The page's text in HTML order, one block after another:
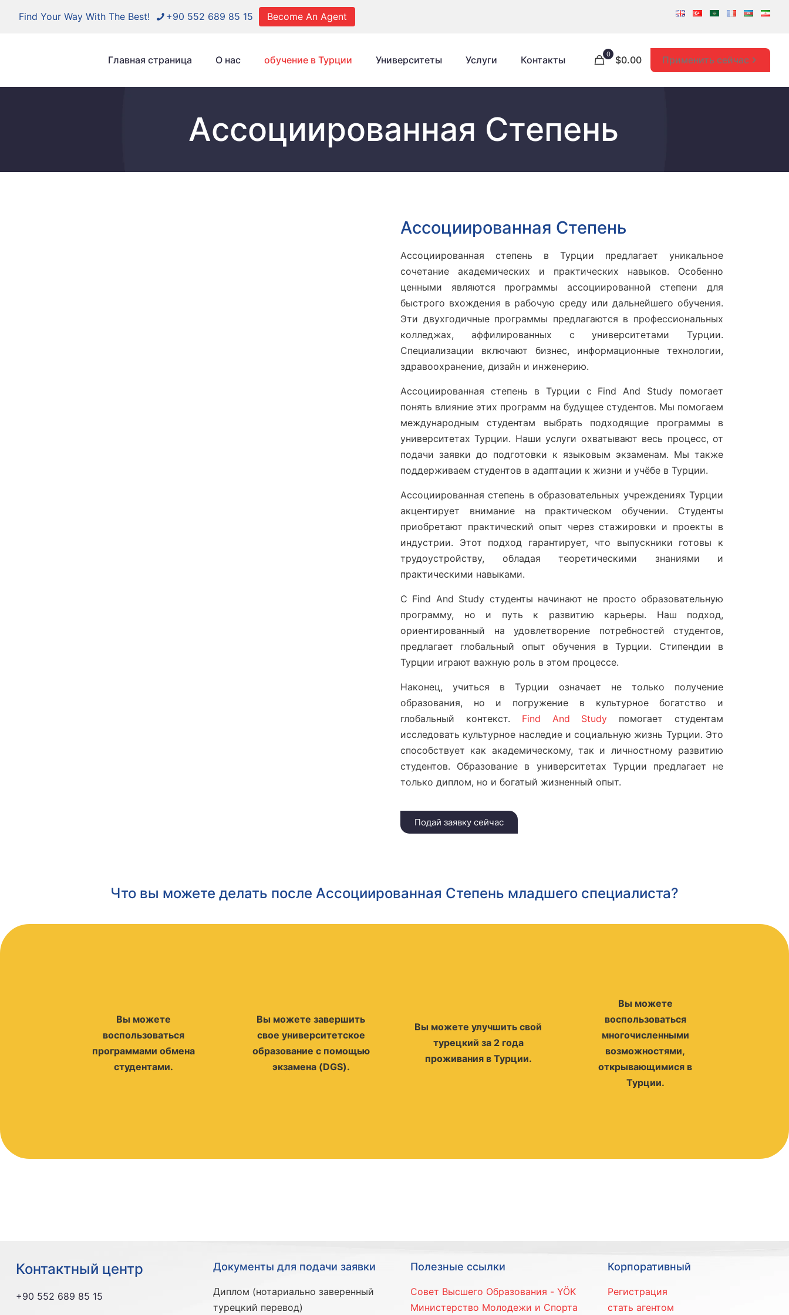
Find Your Way With The Best! +90 552 689 85 15 Become An Agent
Главная страница O нас обучение в Турции Университеты Услуги Контакты 0 $0.00 Применить сейчас
Aссоциированная Cтепень
Aссоциированная Cтепень
Ассоциированная степень в Турции предлагает уникальное
сочетание академических и практических навыков. Особенно
ценными являются программы ассоциированной степени для
быстрого вхождения в рабочую среду или дальнейшего обучения.
Эти двухгодичные программы предлагаются в профессиональных
колледжах, аффилированных с университетами Турции.
Специализации включают бизнес, информационные технологии,
здравоохранение, дизайн и инженерию.
Ассоциированная степень в Турции с Find And Study помогает
понять влияние этих программ на будущее студентов. Мы помогаем
международным студентам выбрать подходящие программы в
университетах Турции. Наши услуги охватывают весь процесс, от
подачи заявки до подготовки к языковым экзаменам. Мы также
поддерживаем студентов в адаптации к жизни и учёбе в Турции.
Ассоциированная степень в образовательных учреждениях Турции
акцентирует внимание на практическом обучении. Студенты
приобретают практический опыт через стажировки и проекты в
индустрии. Этот подход гарантирует, что выпускники готовы к
трудоустройству, обладая теоретическими знаниями и
практическими навыками.
С Find And Study студенты начинают не просто образовательную
программу, но и путь к развитию карьеры. Наш подход,
ориентированный на удовлетворение потребностей студентов,
предлагает глобальный опыт обучения в Турции. Стипендии в
Турции играют важную роль в этом процессе.
Наконец, учиться в Турции означает не только получение
образования, но и погружение в культурное богатство и
глобальный контекст. Find And Study помогает студентам
исследовать культурное наследие и социальную жизнь Турции. Это
способствует как академическому, так и личностному развитию
студентов. Образование в университетах Турции предлагает не
только диплом, но и богатый жизненный опыт.
Подай заявку сейчас
Что вы можете делать после Ассоциированная Степень младшего специалиста?
Вы можете
воспользоваться
программами обмена
студентами.
Вы можете завершить
свое университетское
образование с помощью
экзамена (DGS).
Вы можете улучшить свой
турецкий за 2 года
проживания в Турции.
Вы можете
воспользоваться
многочисленными
возможностями,
открывающимися в
Турции.
Контактный центр
+90 552 689 85 15
Документы для подачи заявки
Диплом (нотариально заверенный
турецкий перевод)
Полезные ссылки
Совет Высшего Образования - YÖK
Министерство Молодежи и Спорта
Корпоративный
Регистрация
стать агентом